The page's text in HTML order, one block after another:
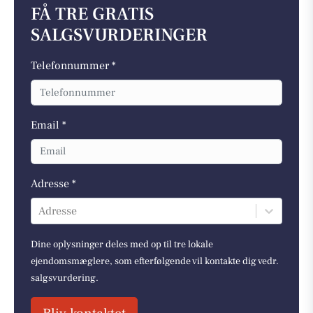
FÅ TRE GRATIS
SALGSVURDERINGER
Telefonnummer *
Email *
Adresse *
Adresse
Dine oplysninger deles med op til tre lokale
ejendomsmæglere, som efterfølgende vil kontakte dig vedr.
salgsvurdering.